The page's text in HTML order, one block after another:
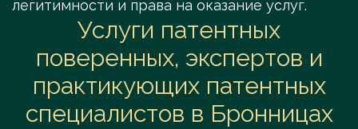
легитимности и права на оказание услуг.
Услуги патентных
поверенных, экспертов и
практикующих патентных
специалистов в Бронницах